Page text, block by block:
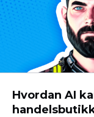
Hvordan AI